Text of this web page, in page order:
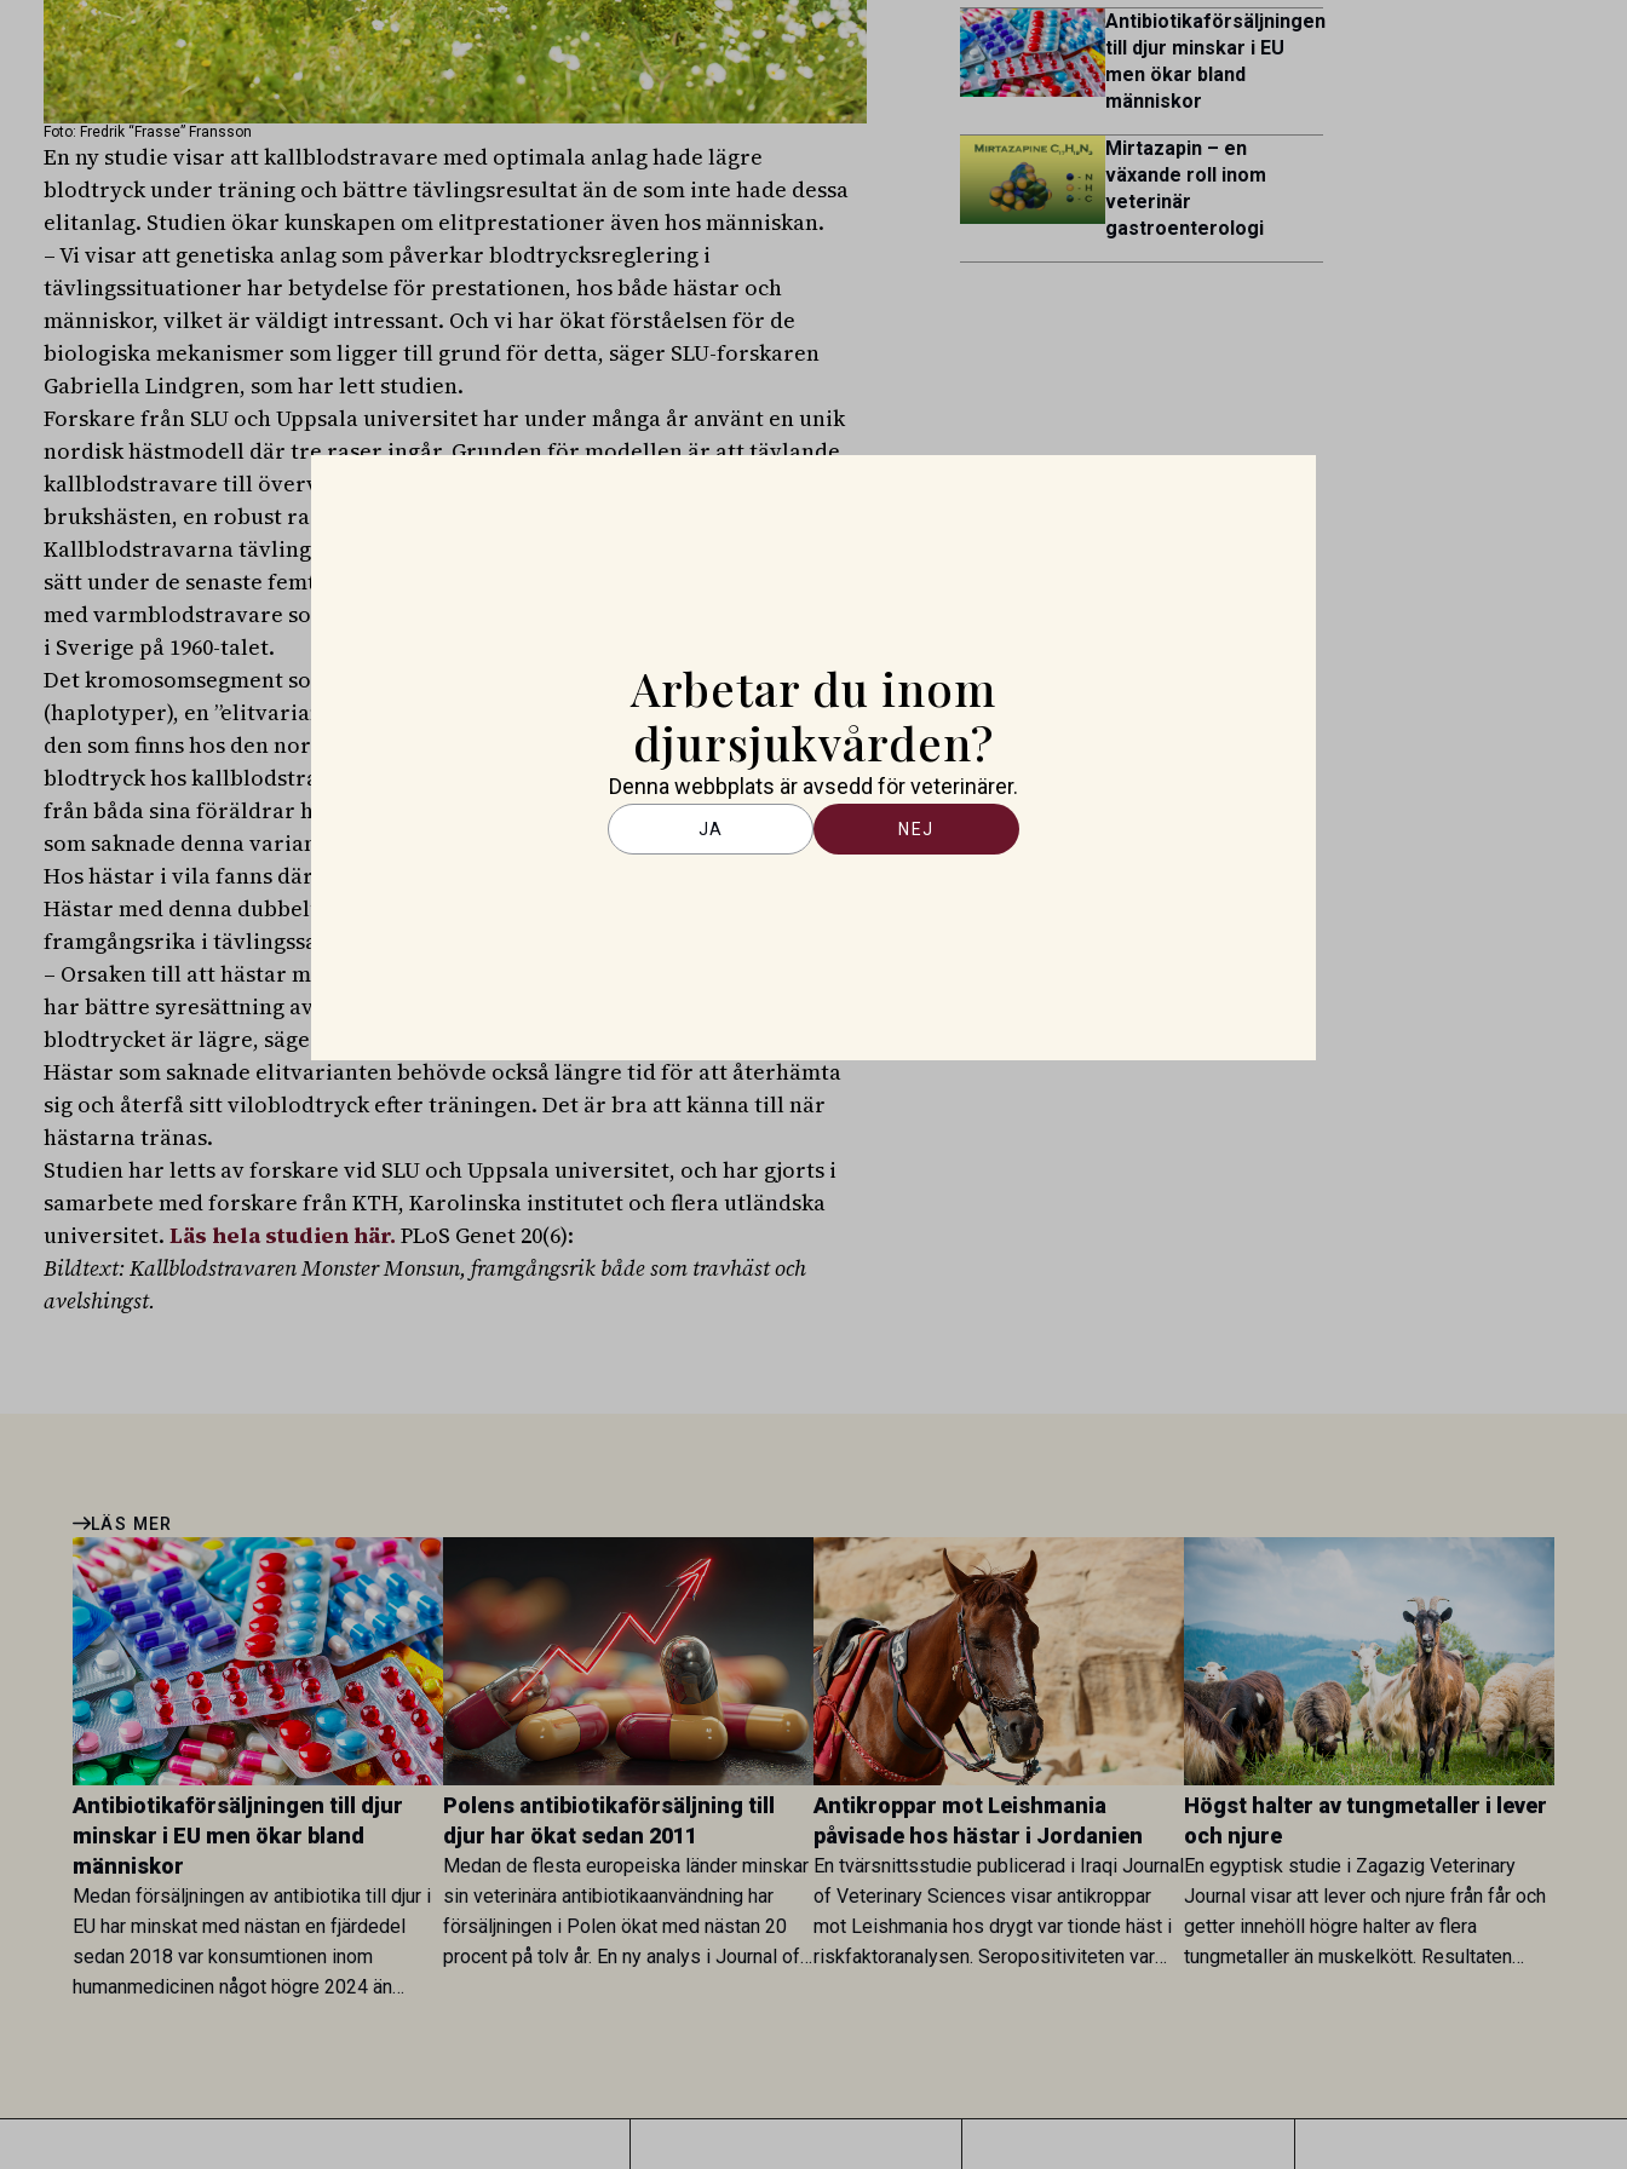
Foto: Fredrik “Frasse” Fransson
En ny studie visar att kallblodstravare med optimala anlag hade lägre
blodtryck under träning och bättre tävlingsresultat än de som inte hade dessa
elitanlag. Studien ökar kunskapen om elitprestationer även hos människan.
– Vi visar att genetiska anlag som påverkar blodtrycksreglering i
tävlingssituationer har betydelse för prestationen, hos både hästar och
människor, vilket är väldigt intressant. Och vi har ökat förståelsen för de
biologiska mekanismer som ligger till grund för detta, säger SLU-forskaren
Gabriella Lindgren, som har lett studien.
Forskare från SLU och Uppsala universitet har under många år använt en unik
nordisk hästmodell där tre raser ingår. Grunden för modellen är att tävlande
kallblodstravare till övervägande del härstammar från den nordsvenska
brukshästen, en robust ras som används inom jord- och skogsbruk.
Kallblodstravarna tävlingsprestationer har förbättrats på ett anmärkningsvärt
sätt under de senaste femtio åren. Det tros till viss det bero på den inkorsning
med varmblodstravare som skedde innan obligatoriska faderskapstest infördes
i Sverige på 1960-talet.
Det kromosomsegment som forskarna har identifierat finns i två varianter
(haplotyper), en ”elitvariant” som ger fördelar i travsport, och en som liknar
den som finns hos den nordsvenska brukshästen. När forskarna undersökte
blodtryck hos kallblodstravare visade det sig att hästar som ärvt elitvarianten
från båda sina föräldrar hade lägre blodtryck under hård träning än hästar
som saknade denna variant.
Hos hästar i vila fanns däremot inga skillnader i blodtryck mellan grupperna.
Hästar med denna dubbeluppsättning av ”elitvarianten” var också mer
framgångsrika i tävlingssammanhang.
– Orsaken till att hästar med elitvarianten presterar bättre är troligen att de
har bättre syresättning av de arbetande musklerna då blodkärlen vidgas och
blodtrycket är lägre, säger den andra huvudförfattaren, Maria Rosengren, SLU.
Hästar som saknade elitvarianten behövde också längre tid för att återhämta
sig och återfå sitt viloblodtryck efter träningen. Det är bra att känna till när
hästarna tränas.
Studien har letts av forskare vid SLU och Uppsala universitet, och har gjorts i
samarbete med forskare från KTH, Karolinska institutet och flera utländska
universitet. Läs hela studien här. PLoS Genet 20(6):
Bildtext: Kallblodstravaren Monster Monsun, framgångsrik både som travhäst och
avelshingst.
Antibiotikaförsäljningen
till djur minskar i EU
men ökar bland
människor
Mirtazapin – en
växande roll inom
veterinär
gastroenterologi
LÄS MER
Antibiotikaförsäljningen till djur
minskar i EU men ökar bland
människor
Medan försäljningen av antibiotika till djur i
EU har minskat med nästan en fjärdedel
sedan 2018 var konsumtionen inom
humanmedicinen något högre 2024 än
Polens antibiotikaförsäljning till
djur har ökat sedan 2011
Medan de flesta europeiska länder minskar
sin veterinära antibiotikaanvändning har
försäljningen i Polen ökat med nästan 20
procent på tolv år. En ny analys i Journal of
Antikroppar mot Leishmania
påvisade hos hästar i Jordanien
En tvärsnittsstudie publicerad i Iraqi Journal
of Veterinary Sciences visar antikroppar
mot Leishmania hos drygt var tionde häst i
riskfaktoranalysen. Seropositiviteten var
Högst halter av tungmetaller i lever
och njure
En egyptisk studie i Zagazig Veterinary
Journal visar att lever och njure från får och
getter innehöll högre halter av flera
tungmetaller än muskelkött. Resultaten
Arbetar du inom
djursjukvården?
Denna webbplats är avsedd för veterinärer.
JA NEJ